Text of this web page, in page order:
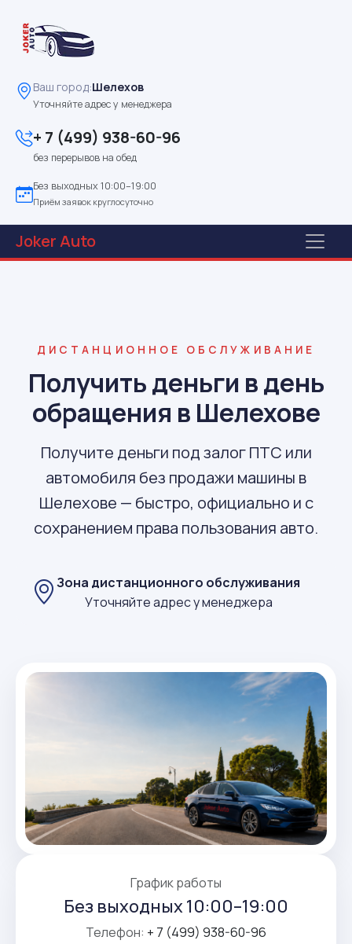
Ваш город:Шелехов
Уточняйте адрес у менеджера
+ 7 (499) 938-60-96
без перерывов на обед
Без выходных 10:00–19:00
Приём заявок круглосуточно
JokerAuto
ДИСТАНЦИОННОЕ ОБСЛУЖИВАНИЕ
Получить деньги в день
обращения в Шелехове
Получите деньги под залог ПТС или
автомобиля без продажи машины в
Шелехове — быстро, официально и с
сохранением права пользования авто.
Зона дистанционного обслуживания
Уточняйте адрес у менеджера
График работы
Без выходных 10:00–19:00
Телефон: + 7 (499) 938-60-96